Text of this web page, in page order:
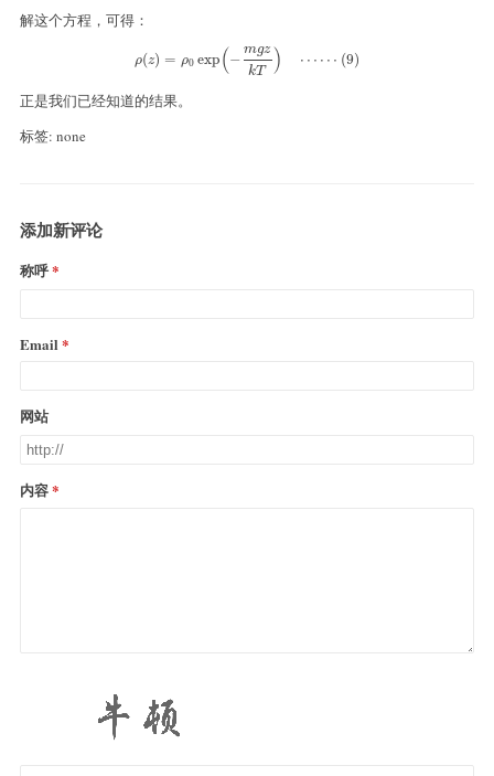
解这个方程，可得：
ρ(z) = ρ0 exp(−
mgz
kT ) ⋯ ⋯ (9)
ρ(z )=ρ0exp (−mgzk T ⋯ ⋯ (9
正是我们已经知道的结果。
标签: none
添加新评论
称呼
Email
网站
内容